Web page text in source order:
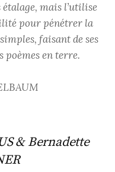
mais l’utilise
pour pénétrer la
faisant de ses
en terre.
& Bernadette